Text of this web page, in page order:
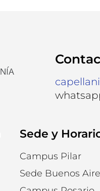
Sede y
Campus Pilar
Sede Buenos